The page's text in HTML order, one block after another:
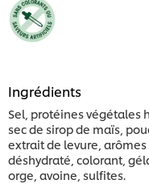
Ingrédients
Sel, protéines végétales
sec de sirop de maïs,
extrait de levure,
déshydraté, colorant,
orge, avoine, sulfites.